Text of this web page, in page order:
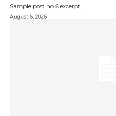
Sample post no 6 excerpt.
August 6, 2026